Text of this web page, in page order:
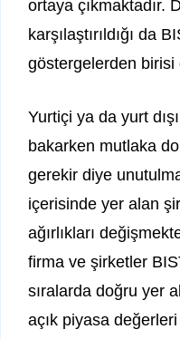
ortaya çıkmaktadır.
karşılaştırıldığı da
göstergelerden birisi
Yurtiçi ya da yurt
bakarken mutlaka
gerekir diye
içerisinde yer alan
ağırlıkları
firma ve şirketler
sıralarda doğru yer
açık piyasa değerleri